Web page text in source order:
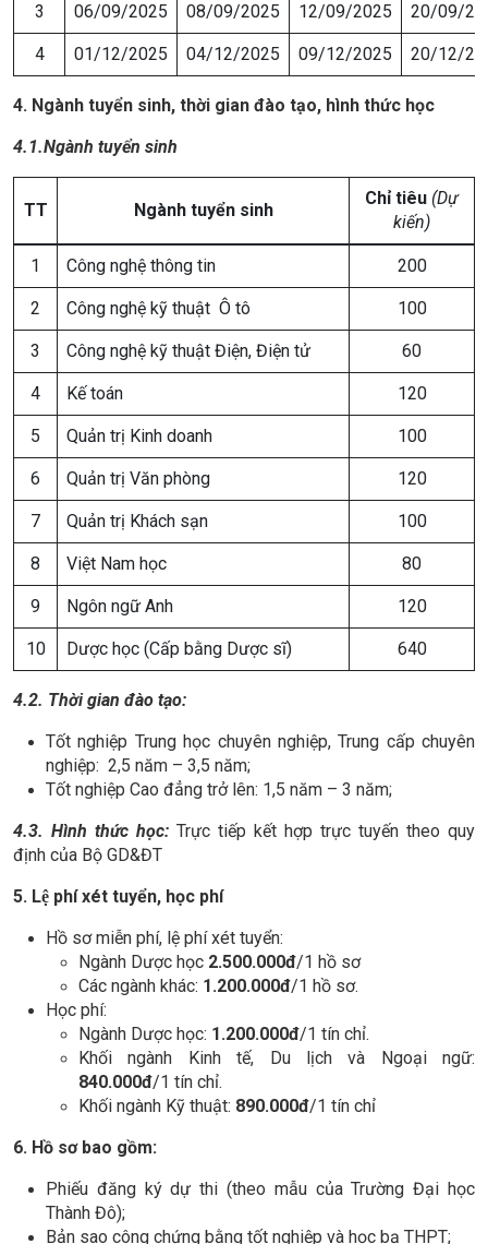
3 06/09/2025 08/09/2025 12/09/2025 20/09/
4 01/12/2025 04/12/2025 09/12/2025 20/12/
4. N gành tuyển sinh, thời gian đào tạo, hình thức học
4.1.Ngành tuyển sinh
TT Ngành tuyển sinh
Chỉ tiêu (Dự
kiến)
1 Công nghệ thông tin 200
2 Công nghệ kỹ thuật Ô tô 100
3 Công nghệ kỹ thuật Điện, Điện tử 60
4 Kế toán 120
5 Quản trị Kinh doanh 100
6 Quản trị Văn phòng 120
7 Quản trị Khách sạn 100
8 Việt Nam học 80
9 Ngôn ngữ Anh 120
10 Dược học (Cấp bằng Dược sĩ) 640
4.2. Thời gian đào tạo:
Tốt nghiệp Trung học chuyên nghiệp, Trung cấp chuyên
nghiệp: 2,5 năm – 3,5 năm;
Tốt nghiệp Cao đẳng trở lên: 1,5 năm – 3 năm;
4.3. Hình thức học: Trực tiếp kết hợp trực tuyến theo quy
định của Bộ GD&ĐT
5. Lệ phíxét tuyển, học phí
Hồ sơ miễn phí, lệ phí xét tuyển:
Ngành Dược học 2.500.000đ/1 hồ sơ
Các ngành khác: 1.200.000đ/1 hồ sơ.
Học phí:
Ngành Dược học: 1.200.000đ/1 tín chỉ.
Khối ngành Kinh tế, Du lịch và Ngoại ngữ:
840.000đ/1 tín chỉ.
Khối ngành Kỹ thuật: 890.000đ/1 tín chỉ
6. Hồ sơ bao gồm:
Phiếu đăng ký dự thi (theo mẫu của Trường Đại học
Thành Đô);
Bản sao công chứng bằng tốt nghiệp và học bạ THPT;